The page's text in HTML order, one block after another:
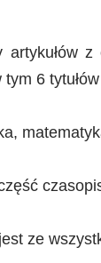
artykułów
6
ze